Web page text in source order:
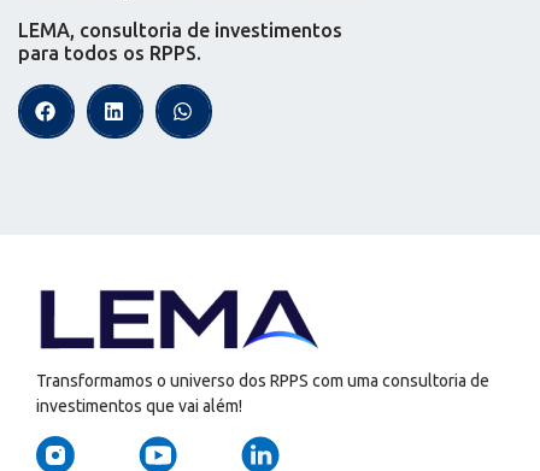
LEMA, consultoria de investimentos
para todos os RPPS.
Transformamos o universo dos RPPS com uma consultoria de
investimentos que vai além!